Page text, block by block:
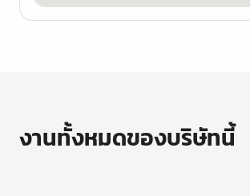
งานทั้งหมดของบริษัทนี้